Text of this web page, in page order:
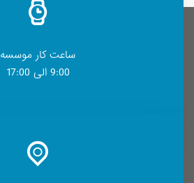
ساعت کار موسسه
9:00 الی 17:00